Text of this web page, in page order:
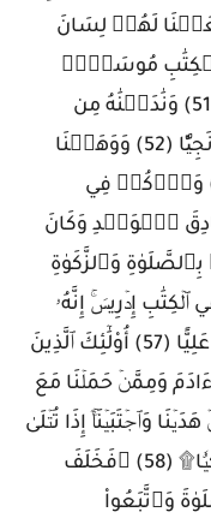
لَهُمۡ لِسَانَ
فِي ٱلۡكِتَٰبِ مُوسَىٰٓۚ
إِنَّهُۥ كَانَ مُخۡلَصٗا وَكَانَ رَسُولٗا نَّبِيّٗا (51) وَنَٰدَيۡنَٰهُ مِن
جَانِبِ ٱلطُّورِ ٱلۡأَيۡمَنِ وَقَرَّبۡنَٰهُ نَجِيّٗا (52) وَوَهَبۡنَا
مِن رَّحۡمَتِنَآ أَخَاهُ هَٰرُونَ نَبِيّٗا (53) وَٱذۡكُرۡ فِي
ٱلۡوَعۡدِ وَكَانَ
بِٱلصَّلَوٰةِ وَٱلزَّكَوٰةِ
(55) وَٱذۡكُرۡ فِي ٱلۡكِتَٰبِ إِدۡرِيسَۚ إِنَّهُۥ
كَانَ صِدِّيقٗا نَّبِيّٗا (56) وَرَفَعۡنَٰهُ مَكَانًا عَلِيًّا (57) أُوْلَٰٓئِكَ ٱلَّذِينَ
ءَادَمَ وَمِمَّنۡ حَمَلۡنَا مَعَ
وَٱجۡتَبَيۡنَآۚ إِذَا تُتۡلَىٰ
عَلَيۡهِمۡ ءَايَٰتُ ٱلرَّحۡمَٰنِ خَرُّواْۤ سُجَّدٗاۤ وَبُكِيّٗا۩ (58) ۞فَخَلَفَ
وَٱتَّبَعُواْ